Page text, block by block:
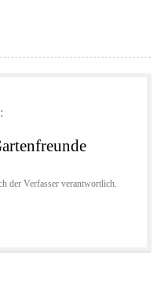
der Verfasser verantwortlich.